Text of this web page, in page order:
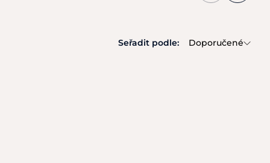
Seřadit podle: Doporučené